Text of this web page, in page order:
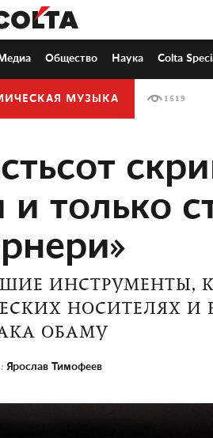
Общество Наука Colta
МУЗЫКА 1519
и только
ИНСТРУМЕНТЫ,
НОСИТЕЛЯХ И
ОБАМУ
Ярослав Тимофеев